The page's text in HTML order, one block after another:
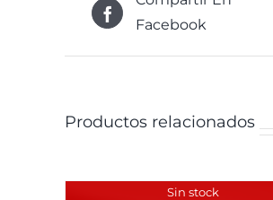
Facebook
Productos relacionados
Sin stock